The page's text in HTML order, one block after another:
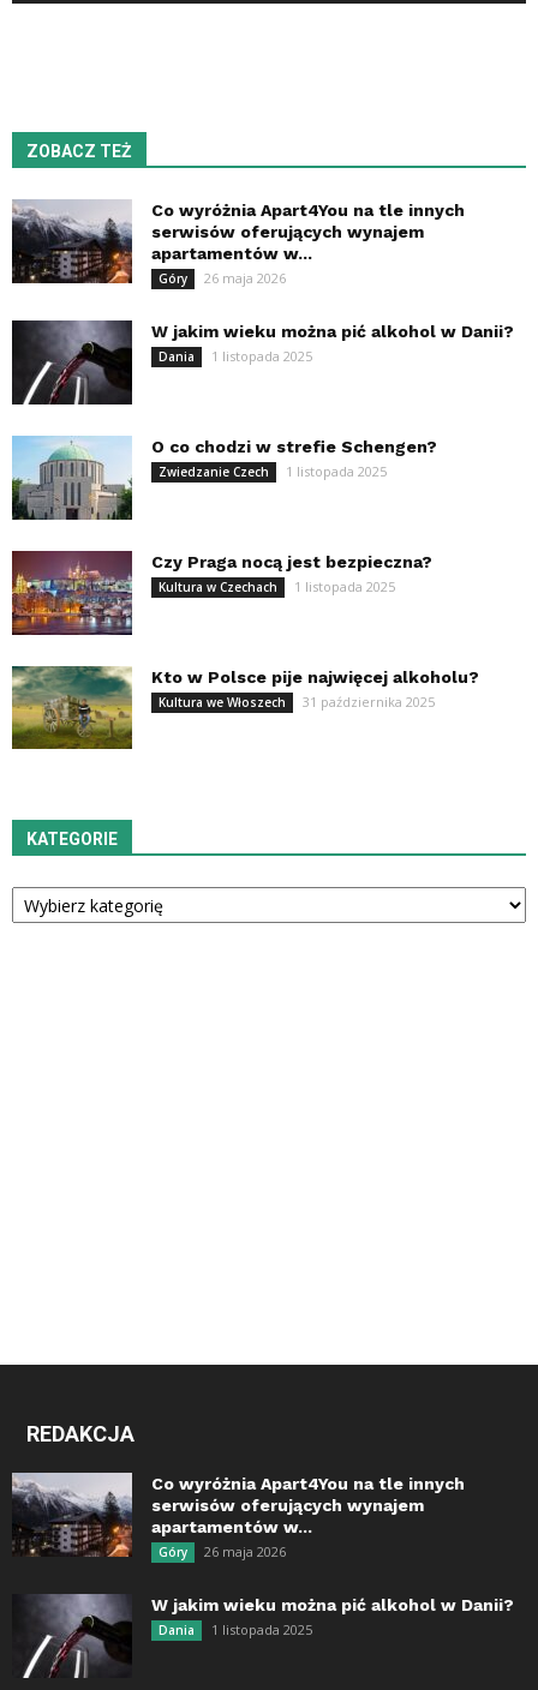
ZOBACZ TEŻ
Co wyróżnia Apart4You na tle innych
serwisów oferujących wynajem
apartamentów w...
Góry 26 maja 2026
W jakim wieku można pić alkohol w Danii?
Dania 1 listopada 2025
O co chodzi w strefie Schengen?
Zwiedzanie Czech 1 listopada 2025
Czy Praga nocą jest bezpieczna?
Kultura w Czechach 1 listopada 2025
Kto w Polsce pije najwięcej alkoholu?
Kultura we Włoszech 31 października 2025
KATEGORIE
Kategorie
REDAKCJA
Co wyróżnia Apart4You na tle innych
serwisów oferujących wynajem
apartamentów w...
Góry 26 maja 2026
W jakim wieku można pić alkohol w Danii?
Dania 1 listopada 2025